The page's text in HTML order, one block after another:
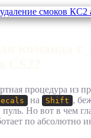
процедура из
на Shift ,
пуль. Но вот в чем
по абсолютно